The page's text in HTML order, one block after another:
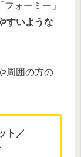
ォーミー」
すいような
周囲の方の
ト／